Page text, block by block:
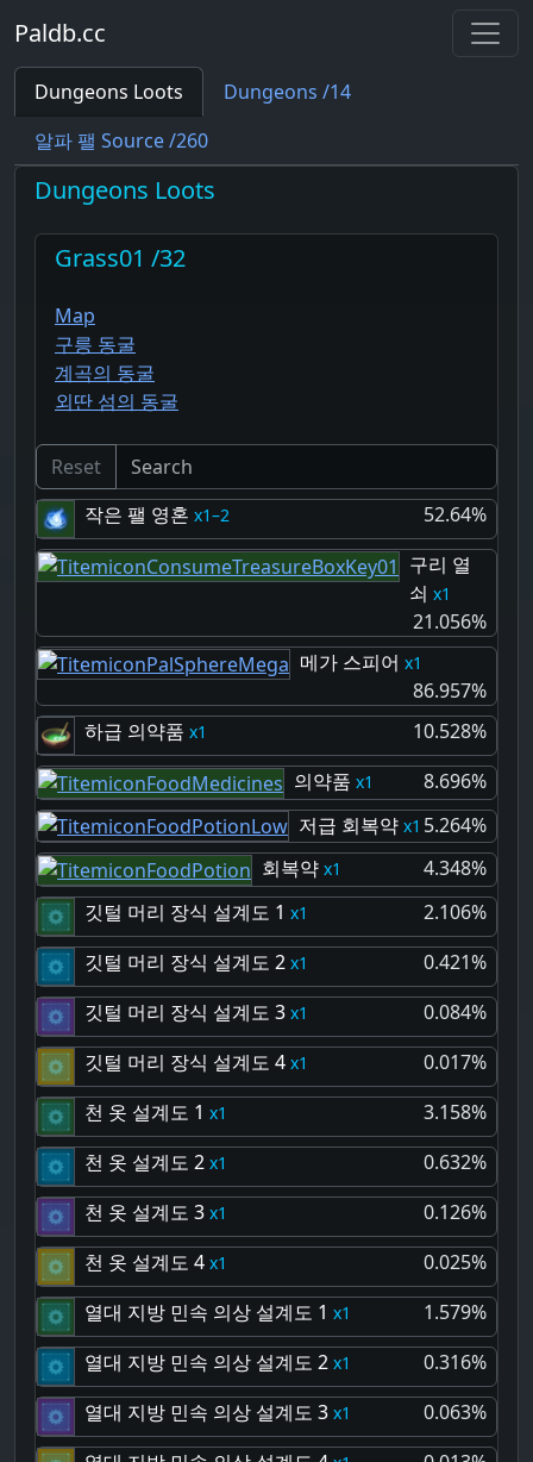
Paldb.cc
Dungeons Loots
Dungeons /14
알파 팰 Source /260
Dungeons Loots
Grass01 /32
Map
구릉 동굴
계곡의 동굴
외딴 섬의 동굴
Reset
작은 팰 영혼
1–2
52.64%
구리 열
쇠
1
21.056%
메가 스피어
1
86.957%
하급 의약품
1
10.528%
의약품
1
8.696%
저급 회복약
1 5.264%
회복약
1
4.348%
깃털 머리 장식 설계도 1
1
2.106%
깃털 머리 장식 설계도 2
1
0.421%
깃털 머리 장식 설계도 3
1
0.084%
깃털 머리 장식 설계도 4
1
0.017%
천 옷 설계도 1
1
3.158%
천 옷 설계도 2
1
0.632%
천 옷 설계도 3
1
0.126%
천 옷 설계도 4
1
0.025%
열대 지방 민속 의상 설계도 1
1
1.579%
열대 지방 민속 의상 설계도 2
1
0.316%
열대 지방 민속 의상 설계도 3
1
0.063%